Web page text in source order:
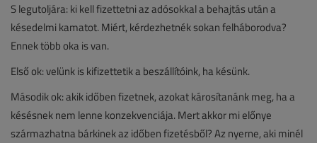
S legutoljára: ki kell fizettetni az adósokkal a behajtás után a
késedelmi kamatot. Miért, kérdezhetnék sokan felháborodva?
Ennek több oka is van.
Első ok: velünk is kifizettetik a beszállítóink, ha késünk.
Második ok: akik időben fizetnek, azokat károsítanánk meg, ha a
késésnek nem lenne konzekvenciája. Mert akkor mi előnye
származhatna bárkinek az időben fizetésből? Az nyerne, aki minél